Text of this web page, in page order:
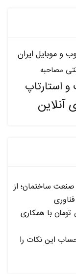
و موبایل ایران
مصاحبه
استارتاپ
ساختمان؛ از
تا سقف ۱۰۰ میلیون تومان با همکاری
حساب این نکات را